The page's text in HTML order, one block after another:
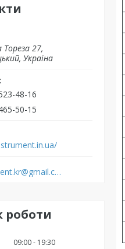
27,
Україна
48-16
50-15
ukrinstrument.kr@gmail.com
роботи
09:00
19:30